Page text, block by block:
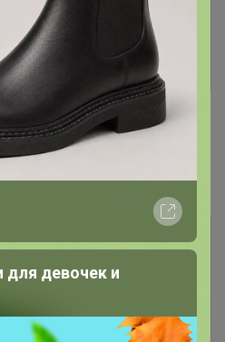
заказах доступна
клуба
девочек и